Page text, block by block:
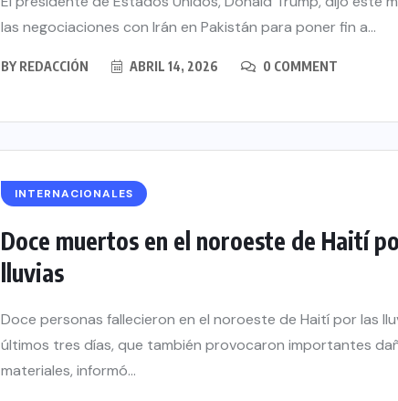
las negociaciones con Irán en Pakistán para poner fin a...
BY REDACCIÓN ABRIL 14, 2026 0 COMMENT
INTERNACIONALES
Doce muertos en el noroeste de Haití
lluvias
Doce personas fallecieron en el noroeste de Haití por las
últimos tres días, que también provocaron importantes
materiales, informó...